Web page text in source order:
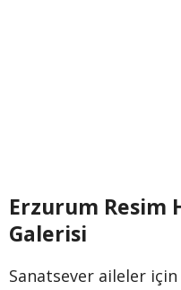
Erzurum Resim
Galerisi
Sanatsever aileler